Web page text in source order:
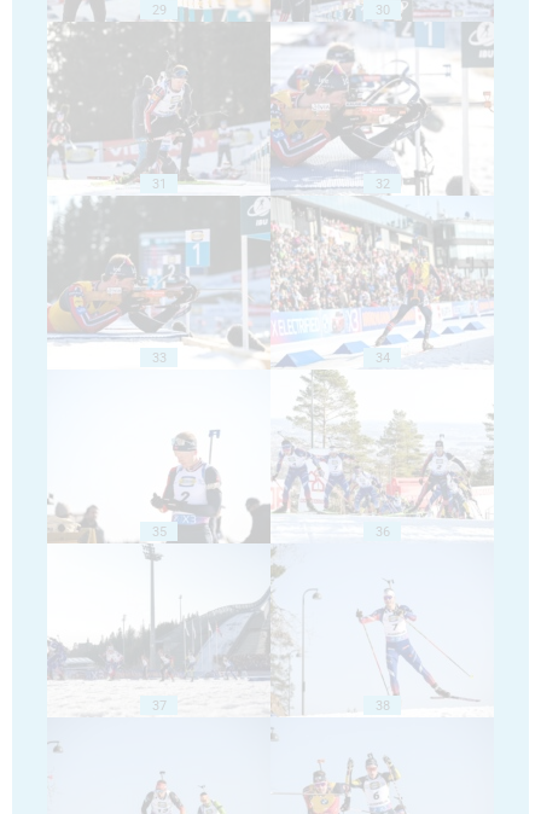
29 30
31 32
33 34
35 36
37 38